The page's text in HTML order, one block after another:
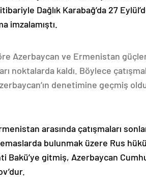
Dağlık Karabağ’da 27
imzalamıştı.
Azerbaycan ve Ermenistan
noktalarda kaldı. Böylece
denetimine geçmiş
arasında çatışmaları
bulunmak üzere Rus
Bakü’ye gitmiş, Azerbaycan